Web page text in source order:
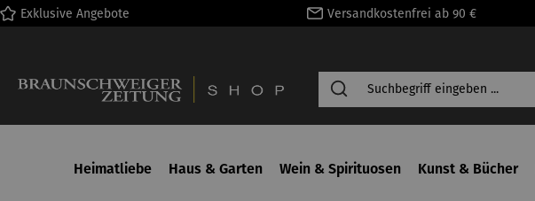
Zur Hauptnavigation springen
Exklusive Angebote Versandkostenfrei ab 90 €
Heimatliebe Haus & Garten Wein & Spirituosen Kunst & Bücher